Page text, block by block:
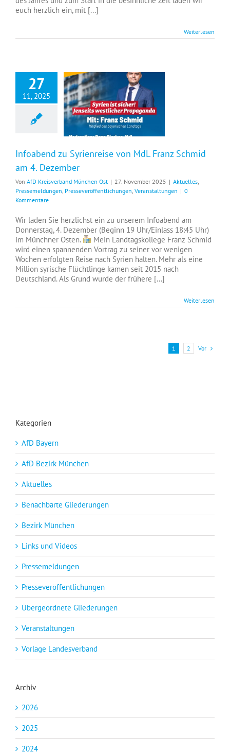
euch herzlich ein, mit [...]
Weiterlesen
27
11, 2025
Infoabend zu Syrienreise von MdL Franz Schmid
am 4. Dezember
Von AfD Kreisverband München Ost | 27. November 2025 | Aktuelles
Pressemeldungen Presseveröffentlichungen Veranstaltungen | 0
Kommentare
Wir laden Sie herzlichst ein zu unserem Infoabend am
Donnerstag, 4. Dezember (Beginn 19 Uhr/Einlass 18:45 Uhr)
im Münchner Osten.
Mein Landtagskollege Franz Schmid
wird einen spannenden Vortrag zu seiner vor wenigen
Wochen erfolgten Reise nach Syrien halten. Mehr als eine
Million syrische Flüchtlinge kamen seit 2015 nach
Deutschland. Als Grund wurde der frühere [...]
Weiterlesen
1 2 Vor
Kategorien
AfD Bayern
AfD Bezirk München
Aktuelles
Benachbarte Gliederungen
Bezirk München
Links und Videos
Pressemeldungen
Presseveröffentlichungen
Übergeordnete Gliederungen
Veranstaltungen
Vorlage Landesverband
Archiv
2026
2025
2024